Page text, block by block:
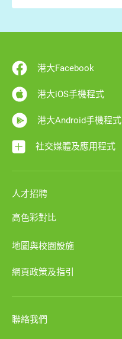
港大Facebook
港大iOS手機程式
港大Android手機程式
社交媒體及應用程式
人才招聘
高色彩對比
地圖與校園設施
網頁政策及指引
聯絡我們